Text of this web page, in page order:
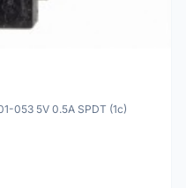
053 5V 0.5A SPDT (1c)